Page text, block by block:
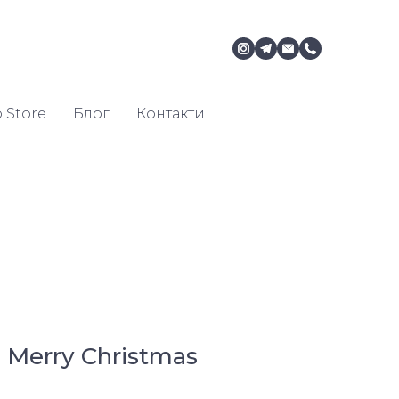
Store Блог Контакти
Merry Christmas